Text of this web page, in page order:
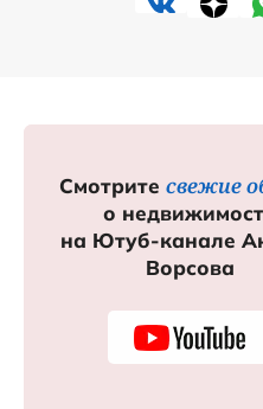
Смотрите свежие
о
на Ютуб-канале
Ворсова